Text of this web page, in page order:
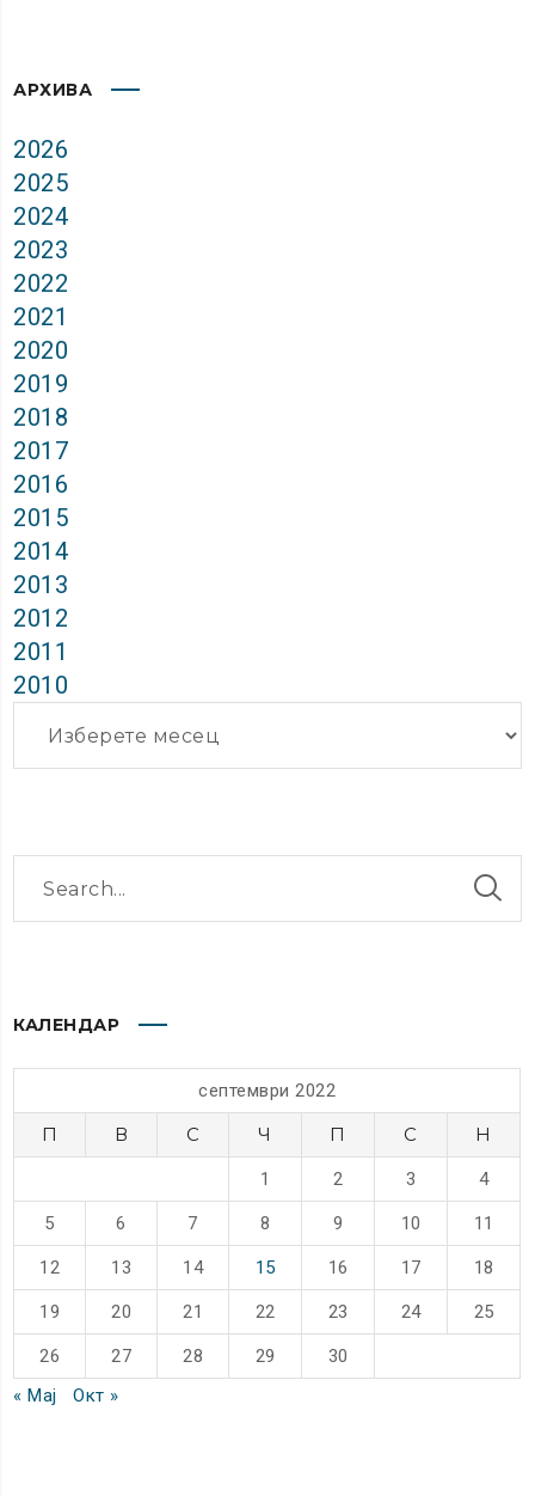
АРХИВА
2026
2025
2024
2023
2022
2021
2020
2019
2018
2017
2016
2015
2014
2013
2012
2011
2010
КАЛЕНДАР
септември 2022
П В С Ч П С Н
1 2 3 4
5 6 7 8 9 10 11
12 13 14 15 16 17 18
19 20 21 22 23 24 25
26 27 28 29
30
« Мај
Окт »